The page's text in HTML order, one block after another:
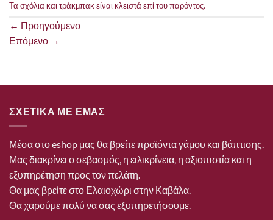
Τα σχόλια και τράκμπακ είναι κλειστά επί του παρόντος.
← Προηγούμενο
Επόμενο →
ΣΧΕΤΙΚΑ ΜΕ ΕΜΑΣ
Μέσα στο eshop μας θα βρείτε προϊόντα γάμου και βάπτισης.
Μας διακρίνει ο σεβασμός, η ειλικρίνεια, η αξιοπιστία και η
εξυπηρέτηση προς τον πελάτη.
Θα μας βρείτε στο Ελαιοχώρι στην Καβάλα.
Θα χαρούμε πολύ να σας εξυπηρετήσουμε.